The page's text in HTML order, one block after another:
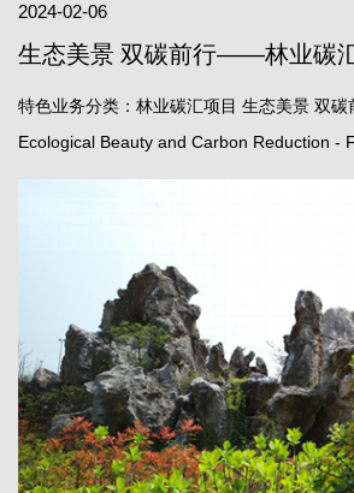
2024-02-06
生态美景 双碳前行——林业碳
特色业务分类：林业碳汇项目 生态美景 双
Ecological Beauty and Carbon Reduction -